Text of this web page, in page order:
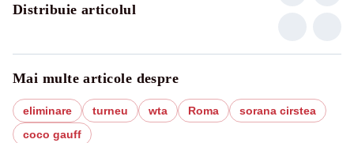
Distribuie articolul
Mai multe articole despre
eliminare turneu wta Roma
sorana cirstea
coco gauff